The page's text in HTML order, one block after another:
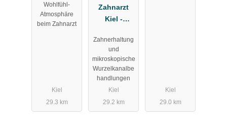
Wohlfühl-
Atmosphäre
beim Zahnarzt
Kiel
29.3 km
Zahnarzt
Kiel -
xis Mein
Wurzelwerk -
Dr. David
Christofzik
Zahnerhaltung
und
mikroskopische
Wurzelkanalbe
handlungen
Kiel
29.2 km
Kiel
29.0 km